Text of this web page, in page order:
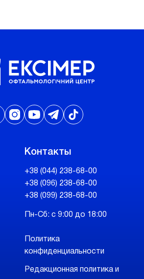
Контакты
+38 (044) 238-68-00
+38 (096) 238-68-00
+38 (099) 238-68-00
Пн-Сб: с 9:00 до 18:00
Политика
конфиденциальности
Редакционная политика и